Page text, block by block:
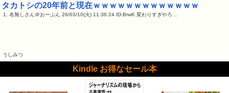
タカトシの20年前と現在ｗｗｗｗｗｗｗｗｗｗｗｗｗ
1: 名無しさん＠おーぷん 26/03/10(火) 11:36:24 ID:BrwK 変わりすぎやろ…
うしみつ
Kindle お得なセール本